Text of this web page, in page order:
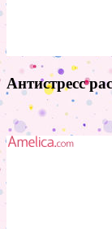
Антистресс